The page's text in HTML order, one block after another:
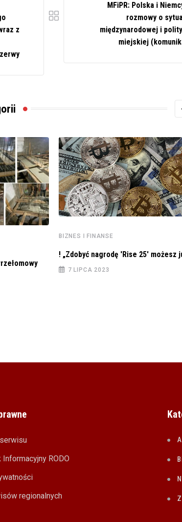
z
MFiPR: Polska i
rozmowy o
międzynarodowej i
miejskiej
BIZNES I FINANSE
! „Zdobyć nagrodę 'Rise 25′ możesz
7 LIPCA 2023
RODO
regionalnych